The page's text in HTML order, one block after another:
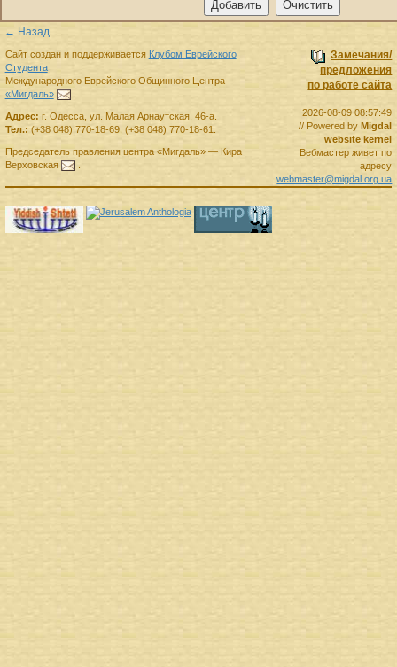
← Назад
Замечания/
предложения
по работе сайта
2026-08-09 08:57:49
// Powered by Migdal
website kernel
Вебмастер живет по
адресу
webmaster@migdal.org.ua
Сайт создан и поддерживается Клубом Еврейского
Студента
Международного Еврейского Общинного Центра
«Мигдаль»
Адрес: г. Одесса, ул. Малая Арнаутская, 46-а.
Тел.: (+38 048) 770-18-69, (+38 048) 770-18-61
Председатель правленияцентра «Мигдаль»— Кира
Верховская